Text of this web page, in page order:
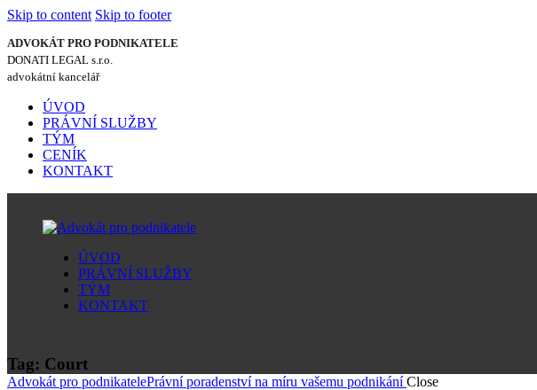
Skip to content Skip to footer
ADVOKÁT PRO PODNIKATELE
DONATI LEGAL s.r.o.
advokátní kancelář
ÚVOD
PRÁVNÍ SLUŽBY
TÝM
CENÍK
KONTAKT
ÚVOD
PRÁVNÍ SLUŽBY
TÝM
KONTAKT
Tag: Court
Advokát pro podnikatelePrávní poradenství na míru vašemu podnikání Close